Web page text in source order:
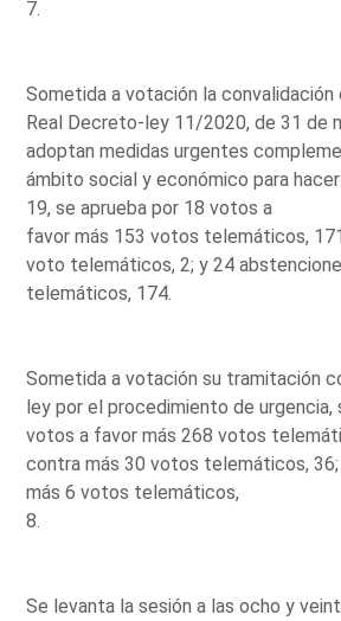
7.
Sometida a votación la convalidación
Real Decreto-ley 11/2020, de 31 de
adoptan medidas urgentes
ámbito social y económico para
19, se aprueba por 18 votos a
favor más 153 votos telemáticos,
voto telemáticos, 2; y 24
telemáticos, 174.
Sometida a votación su tramitación
ley por el procedimiento de urgencia,
votos a favor más 268 votos
contra más 30 votos telemáticos,
más 6 votos telemáticos,
8.
Se levanta la sesión a las ocho y